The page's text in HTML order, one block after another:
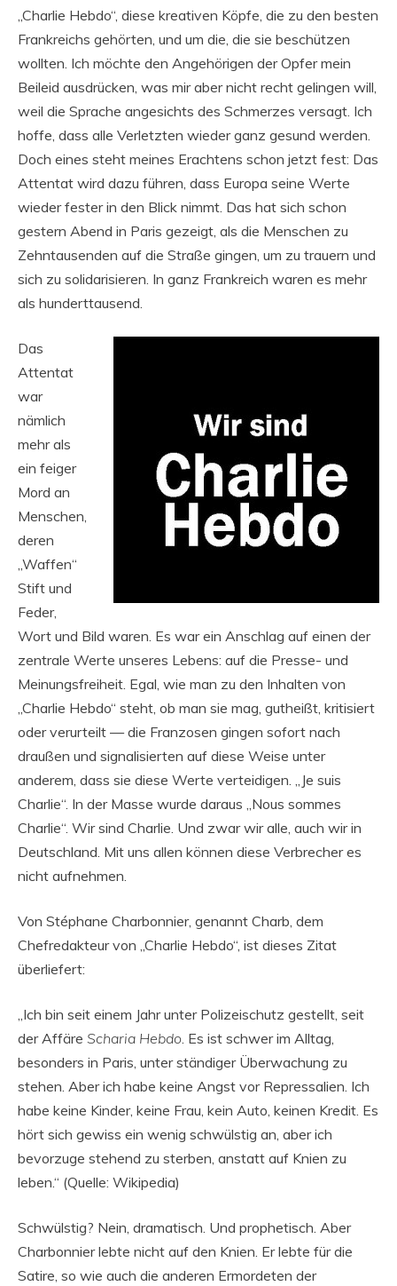
„Charlie Hebdo“, diese kreativen Köpfe, die zu den besten
Frankreichs gehörten, und um die, die sie beschützen
wollten. Ich möchte den Angehörigen der Opfer mein
Beileid ausdrücken, was mir aber nicht recht gelingen will,
weil die Sprache angesichts des Schmerzes versagt. Ich
hoffe, dass alle Verletzten wieder ganz gesund werden.
Doch eines steht meines Erachtens schon jetzt fest: Das
Attentat wird dazu führen, dass Europa seine Werte
wieder fester in den Blick nimmt. Das hat sich schon
gestern Abend in Paris gezeigt, als die Menschen zu
Zehntausenden auf die Straße gingen, um zu trauern und
sich zu solidarisieren. In ganz Frankreich waren es mehr
als hunderttausend.
Das
Attentat
war
nämlich
mehr als
ein feiger
Mord an
Menschen,
deren
„Waffen“
Stift und
Feder,
Wort und Bild waren. Es war ein Anschlag auf einen der
zentrale Werte unseres Lebens: auf die Presse- und
Meinungsfreiheit. Egal, wie man zu den Inhalten von
„Charlie Hebdo“ steht, ob man sie mag, gutheißt, kritisiert
oder verurteilt — die Franzosen gingen sofort nach
draußen und signalisierten auf diese Weise unter
anderem, dass sie diese Werte verteidigen. „Je suis
Charlie“. In der Masse wurde daraus „Nous sommes
Charlie“. Wir sind Charlie. Und zwar wir alle, auch wir in
Deutschland. Mit uns allen können diese Verbrecher es
nicht aufnehmen.
Von Stéphane Charbonnier, genannt Charb, dem
Chefredakteur von „Charlie Hebdo“, ist dieses Zitat
überliefert:
„Ich bin seit einem Jahr unter Polizeischutz gestellt, seit
der Affäre Scharia Hebdo. Es ist schwer im Alltag,
besonders in Paris, unter ständiger Überwachung zu
stehen. Aber ich habe keine Angst vor Repressalien. Ich
habe keine Kinder, keine Frau, kein Auto, keinen Kredit. Es
hört sich gewiss ein wenig schwülstig an, aber ich
bevorzuge stehend zu sterben, anstatt auf Knien zu
leben.“ (Quelle: Wikipedia)
Schwülstig? Nein, dramatisch. Und prophetisch. Aber
Charbonnier lebte nicht auf den Knien. Er lebte für die
Satire, so wie auch die anderen Ermordeten der